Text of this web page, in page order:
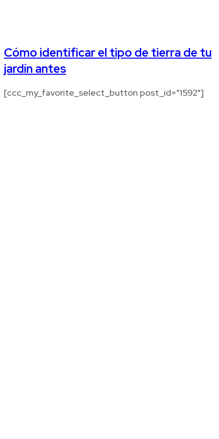
Cómo identificar el tipo de tierra de tu
jardín antes
[ccc_my_favorite_select_button post_id="1592"]